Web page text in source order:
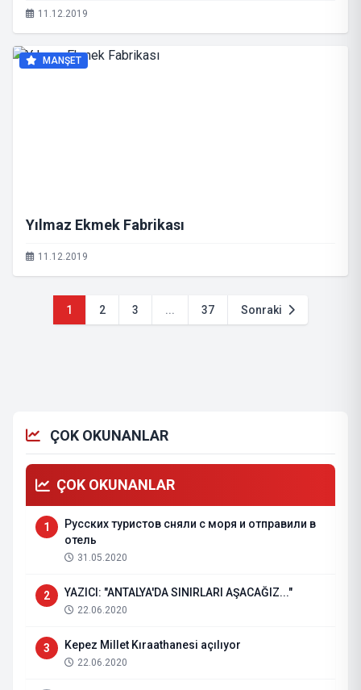
11.12.2019
MANŞET
Yılmaz Ekmek Fabrikası
11.12.2019
1 2 3 ... 37 Sonraki
ÇOK OKUNANLAR
ÇOK OKUNANLAR
1
Русских туристов сняли с моря и отправили в
отель
31.05.2020
2 YAZICI: "ANTALYA'DA SINIRLARI AŞACAĞIZ..."
22.06.2020
3 Kepez Millet Kıraathanesi açılıyor
22.06.2020